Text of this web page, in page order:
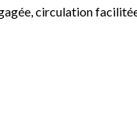
circulation